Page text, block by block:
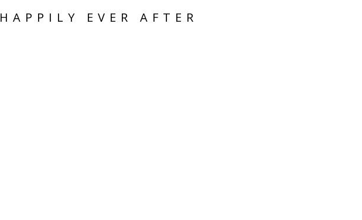
HAPPILY EVER AFTER